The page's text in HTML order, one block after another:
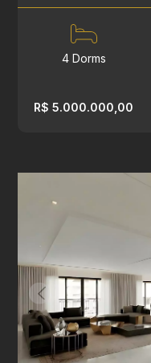
4 Dorms
R$ 5.000.000,00